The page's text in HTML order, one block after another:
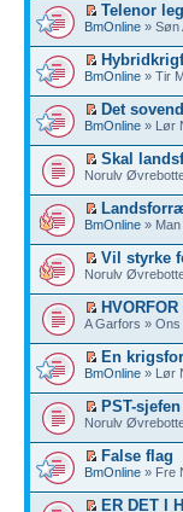
Telenor
BmOnline » Søn
BmOnline » Tir
Det
BmOnline » Lør
Skal
Norulv
BmOnline »
Vil styrke
Norulv
A Garfors »
En
BmOnline » Lør
PST-
Norulv
False flag
BmOnline » Fre
ER DET I